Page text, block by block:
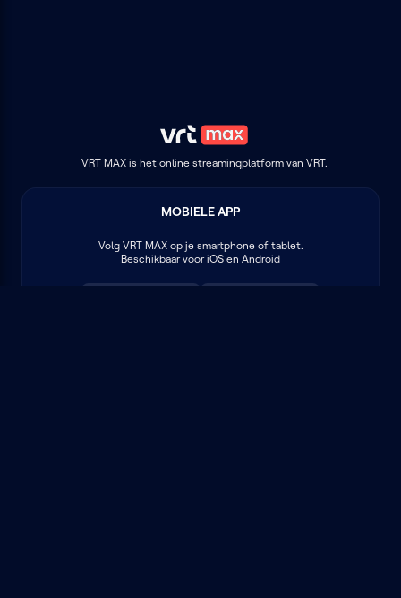
VRT MAX is het online streamingplatform van VRT.
MOBIELE APP
Volg VRT MAXop je smartphone of tablet.
Beschikbaar voor iOS en Android